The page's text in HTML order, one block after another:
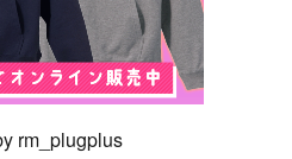
rm_plugplus